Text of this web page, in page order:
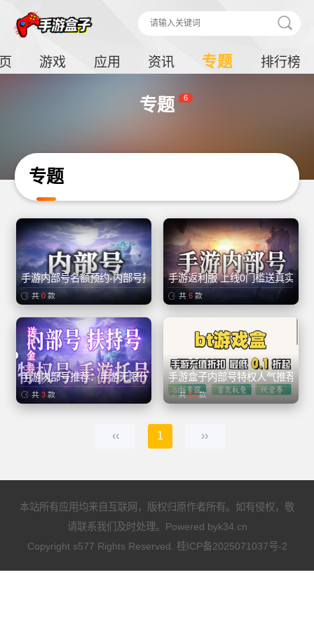
游戏 应用 资讯 专题 排行榜
专题 6
专题
手游内部号名额预约-内部号招托
共 0款
手游返利服 上线0门槛送真实充
共 6款
手游内部号推荐：手游无限代金卷、买断游戏
共 3款
手游盒子内部号特权人气推荐
共12款
‹‹ 1 ››
本站所有应用均来自互联网，版权归原作者所有。如有侵权，敬
请联系我们及时处理。Powered byk34.cn
Copyright s577 Rights Reserved. 桂ICP备2025071037号-2